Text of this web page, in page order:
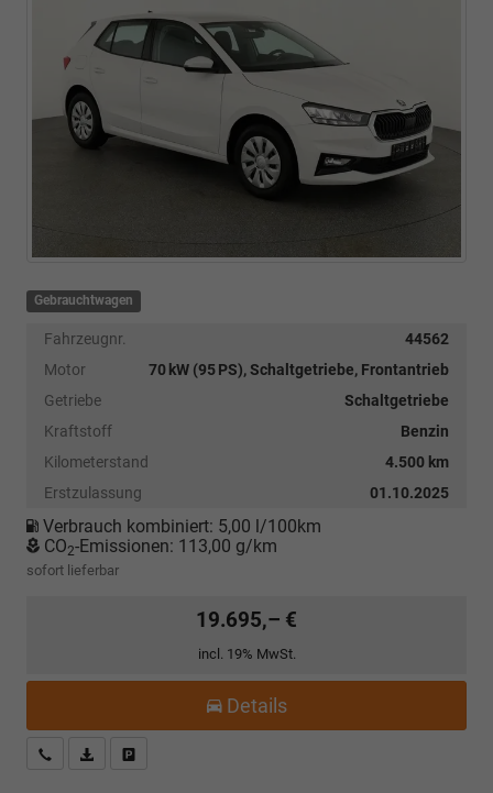
Gebrauchtwagen
Fahrzeugnr.
44562
Motor
70 kW (95 PS), Schaltgetriebe, Frontantrieb
Getriebe
Schaltgetriebe
Kraftstoff
Benzin
Kilometerstand
4.500 km
Erstzulassung
01.10.2025
Verbrauch kombiniert: 5,00 l/100km
CO2-Emissionen: 113,00 g/km
sofort lieferbar
19.695,– €
incl. 19% MwSt.
Details
Kostenloser Rückruf-Service
PDF-Datei, Fahrzeugexposé drucken